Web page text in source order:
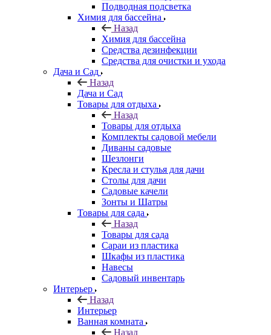
Подводная подсветка
Химия для бассейна
Назад
Химия для бассейна
Средства дезинфекции
Средства для очистки и ухода
Дача и Сад
Назад
Дача и Сад
Товары для отдыха
Назад
Товары для отдыха
Комплекты садовой мебели
Диваны садовые
Шезлонги
Кресла и стулья для дачи
Столы для дачи
Садовые качели
Зонты и Шатры
Товары для сада
Назад
Товары для сада
Сараи из пластика
Шкафы из пластика
Навесы
Садовый инвентарь
Интерьер
Назад
Интерьер
Ванная комната
Назад